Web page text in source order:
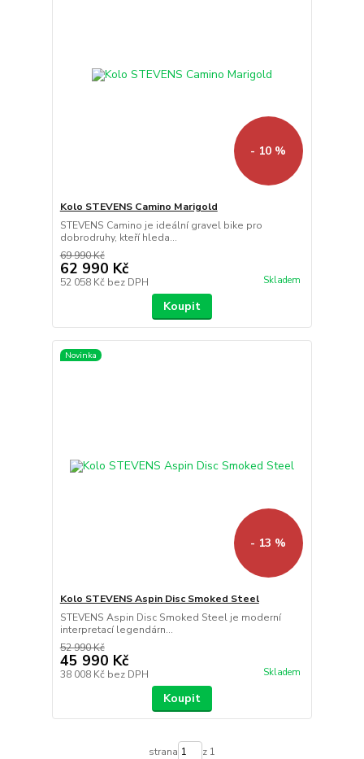
- 10 %
Kolo STEVENS Camino Marigold
STEVENS Camino je ideální gravel bike pro
dobrodruhy, kteří hleda...
69 990 Kč
62 990 Kč
52 058 Kč bez DPH Skladem
Koupit
Novinka
- 13 %
Kolo STEVENS Aspin Disc Smoked Steel
STEVENS Aspin Disc Smoked Steel je moderní
interpretací legendárn...
52 990 Kč
45 990 Kč
38 008 Kč bez DPH Skladem
Koupit
strana z 1